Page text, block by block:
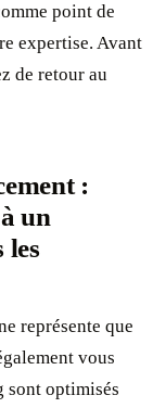
point de
expertise. Avant
de retour au
:
un
les
représente que
vous
sont optimisés